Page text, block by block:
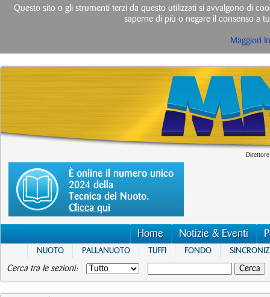
È online il numero unico
2024 della
Tecnica del Nuoto.
Clicca qui
Home Notizie & Eventi
NUOTO PALLANUOTO TUFFI FONDO
Cerca tra le sezioni:
Questo sito o gli strumenti terzi da questo utilizzati si avvalgono di
saperne di più o negare il consenso a
Maggiori